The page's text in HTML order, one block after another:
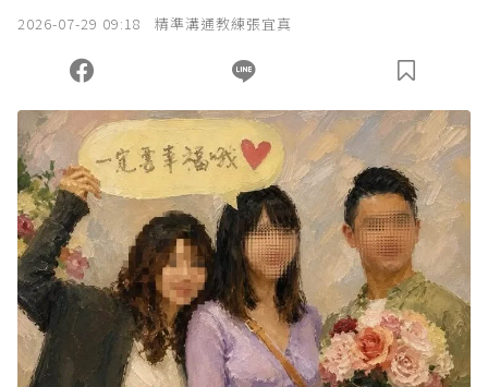
您當前剩餘 U 利點數：0點；前往 購買點數
2026-07-29 09:18 精準溝通教練張宜真